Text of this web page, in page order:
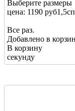
Выберите размеры
цена: 1190 руб1,5сп
Все раз.
Добавлено в
В корзину
секунду